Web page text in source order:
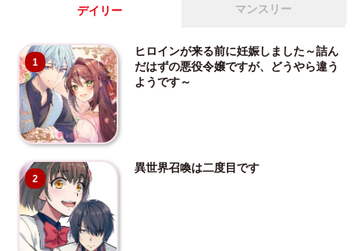
デイリー マンスリー
1
ヒロインが来る前に妊娠しました～詰ん
だはずの悪役令嬢ですが、どうやら違う
ようです～
2
異世界召喚は二度目です